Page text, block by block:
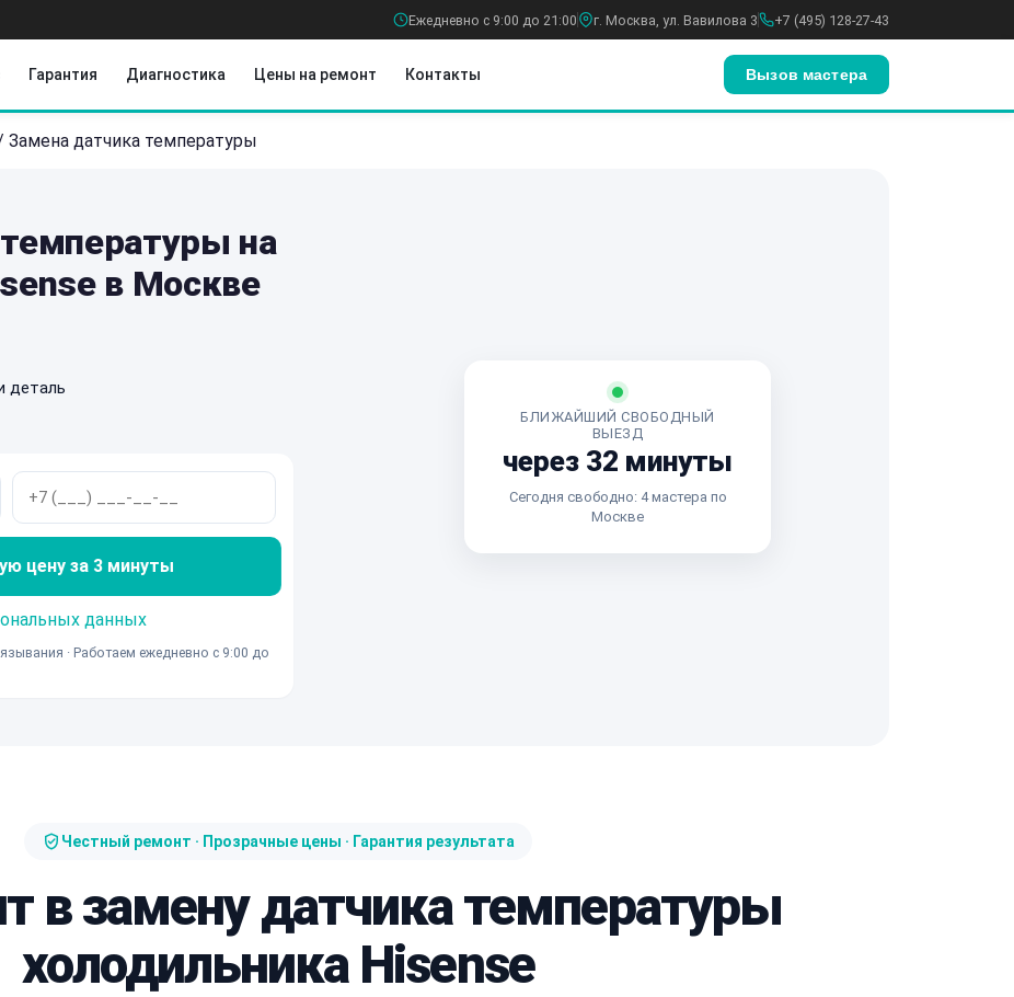
Ежедневно с 9:00 до 21:00 г. Москва, ул. Вавилова 3 +7 (495) 128-27-43
Гарантия Диагностика Цены на ремонт Контакты Вызов мастера
Замена датчика температуры
на
в Москве
деталь
цену за 3 минуты
данных
· Работаем ежедневно с 9:00 до
БЛИЖАЙШИЙ СВОБОДНЫЙ
ВЫЕЗД
через 32 минуты
Сегодня свободно: 4 мастера по
Москве
Честный ремонт · Прозрачные цены · Гарантия результата
в замену датчика температуры
холодильника Hisense